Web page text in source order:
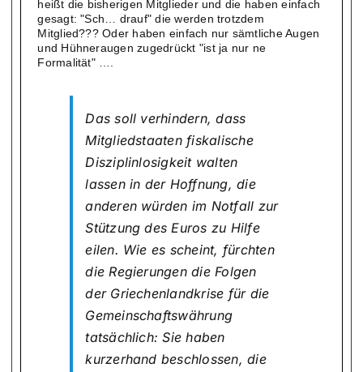
heißt die bisherigen Mitglieder und die haben einfach
gesagt: "Sch… drauf" die werden trotzdem
Mitglied??? Oder haben einfach nur sämtliche Augen
und Hühneraugen zugedrückt "ist ja nur ne
Formalität" ….
Das soll verhindern, dass
Mitgliedstaaten fiskalische
Disziplinlosigkeit walten
lassen in der Hoffnung, die
anderen würden im Notfall zur
Stützung des Euros zu Hilfe
eilen. Wie es scheint, fürchten
die Regierungen die Folgen
der Griechenlandkrise für die
Gemeinschaftswährung
tatsächlich: Sie haben
kurzerhand beschlossen, die